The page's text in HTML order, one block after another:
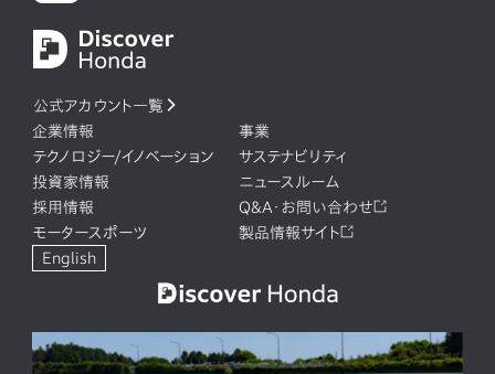
公式アカウント一覧
企業情報
事業
テクノロジー/イノベーション
サステナビリティ
投資家情報
ニュースルーム
採用情報
Q&A・お問い合わせ
モータースポーツ
製品情報サイト
English